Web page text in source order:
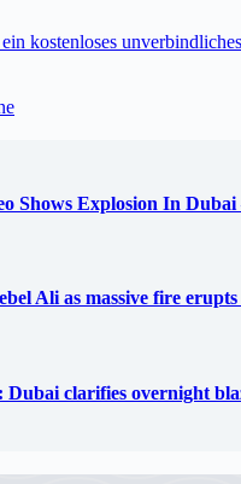
kostenloses
Shows Explosion In
Ali as massive fire
Dubai clarifies overnight